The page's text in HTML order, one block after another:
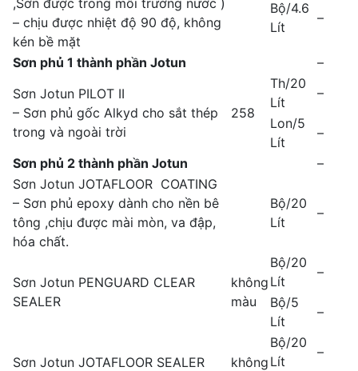
,Sơn được trong môi trường nước )
– chịu được nhiệt độ 90 độ, không
kén bề mặt
Bộ/4.6
Lít
–
Sơn phủ 1 thành phần Jotun
–
Sơn Jotun PILOT II
– Sơn phủ gốc Alkyd cho sắt thép
trong và ngoài trời
258
Th/20
Lít
–
Lon/5
Lít
–
Sơn phủ 2 thành phần Jotun
–
Sơn Jotun JOTAFLOOR COATING
– Sơn phủ epoxy dành cho nền bê
tông ,chịu được mài mòn, va đập,
hóa chất.
Bộ/20
Lít
–
Sơn Jotun PENGUARD CLEAR
SEALER
không
màu
Bộ/20
Lít
–
Bộ/5
Lít
–
Sơn Jotun JOTAFLOOR SEALER
không
Bộ/20
Lít
–